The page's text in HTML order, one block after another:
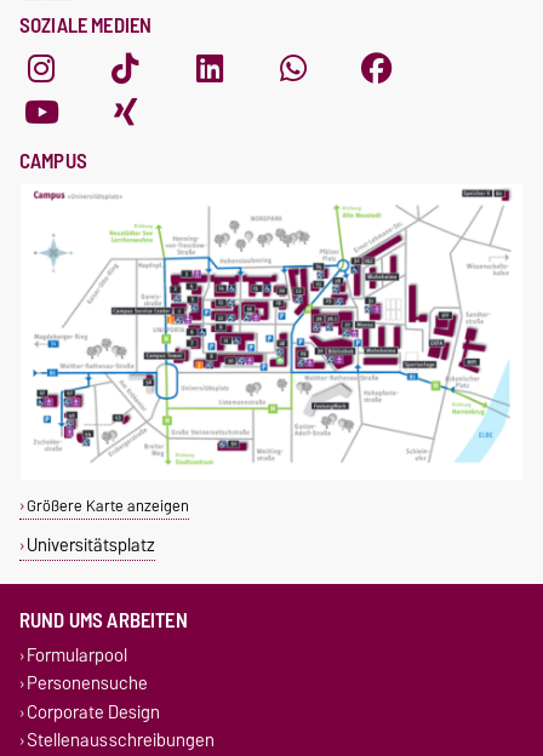
SOZIALE MEDIEN
CAMPUS
Größere Karte anzeigen
Universitätsplatz
RUND UMS ARBEITEN
Formularpool
Personensuche
Corporate Design
Stellenausschreibungen